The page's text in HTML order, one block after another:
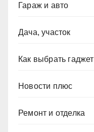
Гараж и авто
Дача, участок
Как выбрать гаджет
Новости плюс
Ремонт и отделка